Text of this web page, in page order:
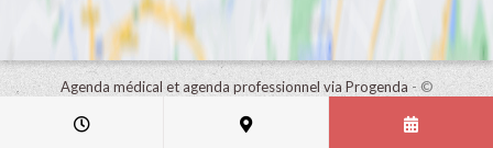
Agenda médical et agenda professionnel via Progenda- ©
de ce cabinet